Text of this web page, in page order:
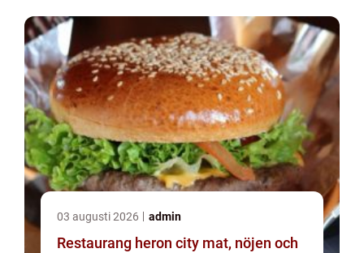
03 augusti 2026 admin
Restaurang heron city mat, nöjen och